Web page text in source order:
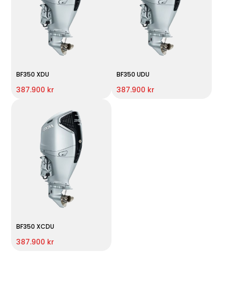
BF350 XDU
387.900 kr
BF350 UDU
387.900 kr
BF350 XCDU
387.900 kr